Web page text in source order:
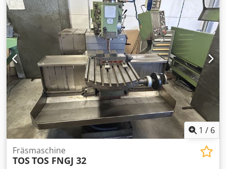
1 / 6
Fräsmaschine
TOSTOS FNGJ 32